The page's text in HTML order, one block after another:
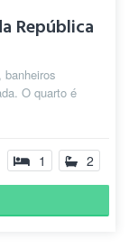
República
banheiros
O quarto é
1 2